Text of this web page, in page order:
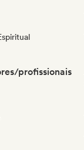
profissionais